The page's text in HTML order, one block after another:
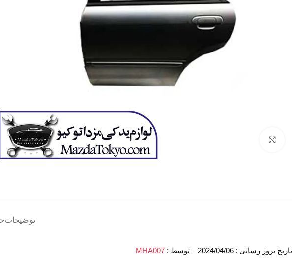
توضیحات
تاریخ بروز رسانی : 2024/04/06 – توسط : MHA007